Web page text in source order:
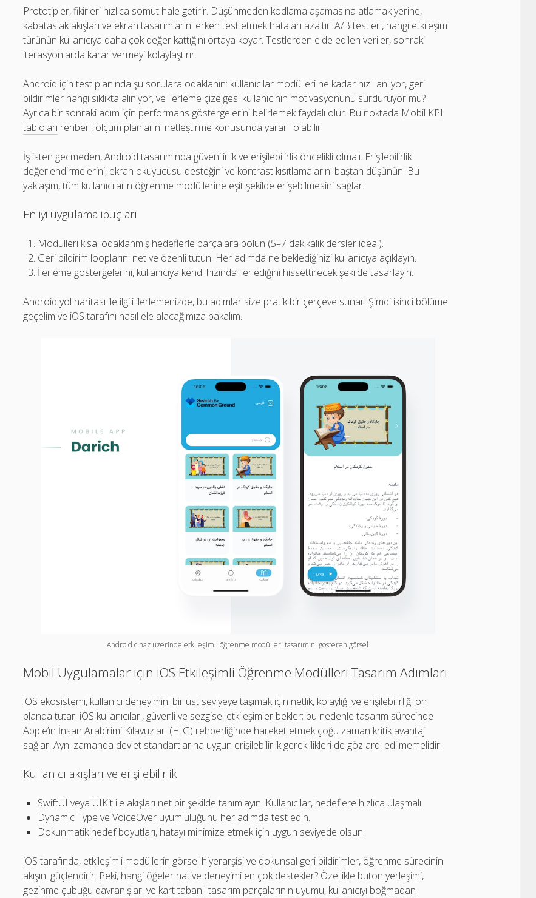
Prototipler, fikirleri hızlıca somut hale getirir. Düşünmeden kodlama aşamasına atlamak yerine,
kabataslak akışları ve ekran tasarımlarını erken test etmek hataları azaltır. A/B testleri, hangi etkileşim
türünün kullanıcıya daha çok değer kattığını ortaya koyar. Testlerden elde edilen veriler, sonraki
iterasyonlarda karar vermeyi kolaylaştırır.
Android için test planında şu sorulara odaklanın: kullanıcılar modülleri ne kadar hızlı anlıyor, geri
bildirimler hangi sıklıkta alınıyor, ve ilerleme çizelgesi kullanıcının motivasyonunu sürdürüyor mu?
Ayrıca bir sonraki adım için performans göstergelerini belirlemek faydalı olur. Bu noktada Mobil KPI
tabloları rehberi, ölçüm planlarını netleştirme konusunda yararlı olabilir.
İş isten gecmeden, Android tasarımında güvenilirlik ve erişilebilirlik öncelikli olmalı. Erişilebilirlik
değerlendirmelerini, ekran okuyucusu desteğini ve kontrast kısıtlamalarını baştan düşünün. Bu
yaklaşım, tüm kullanıcıların öğrenme modüllerine eşit şekilde erişebilmesini sağlar.
En iyi uygulama ipuçları
Modülleri kısa, odaklanmış hedeflerle parçalara bölün (5–7 dakikalık dersler ideal).
Geri bildirim looplarını net ve özenli tutun. Her adımda ne beklediğinizi kullanıcıya açıklayın.
İlerleme göstergelerini, kullanıcıya kendi hızında ilerlediğini hissettirecek şekilde tasarlayın.
Android yol haritası ile ilgili ilerlemenizde, bu adımlar size pratik bir çerçeve sunar. Şimdi ikinci bölüme
geçelim ve iOS tarafını nasıl ele alacağımıza bakalım.
Android cihaz üzerinde etkileşimli öğrenme modülleri tasarımını gösteren görsel
Mobil Uygulamalar için iOS Etkileşimli Öğrenme Modülleri Tasarım Adımları
iOS ekosistemi, kullanıcı deneyimini bir üst seviyeye taşımak için netlik, kolaylığı ve erişilebilirliği ön
planda tutar. iOS kullanıcıları, güvenli ve sezgisel etkileşimler bekler; bu nedenle tasarım sürecinde
Apple’ın İnsan Arabirimi Kılavuzları (HIG) rehberliğinde hareket etmek çoğu zaman kritik avantaj
sağlar. Aynı zamanda devlet standartlarına uygun erişilebilirlik gereklilikleri de göz ardı edilmemelidir.
Kullanıcı akışları ve erişilebilirlik
SwiftUI veya UIKit ile akışları net bir şekilde tanımlayın. Kullanıcılar, hedeflere hızlıca ulaşmalı.
Dynamic Type ve VoiceOver uyumluluğunu her adımda test edin.
Dokunmatik hedef boyutları, hatayı minimize etmek için uygun seviyede olsun.
iOS tarafında, etkileşimli modüllerin görsel hiyerarşisi ve dokunsal geri bildirimler, öğrenme sürecinin
akışını güçlendirir. Peki, hangi öğeler native deneyimi en çok destekler? Özellikle buton yerleşimi,
gezinme çubuğu davranışları ve kart tabanlı tasarım parçalarının uyumu, kullanıcıyı boğmadan